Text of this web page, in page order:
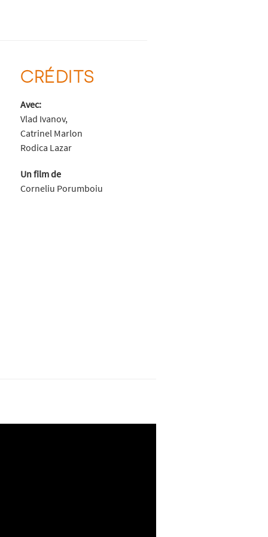
CRÉDITS
Avec:
Vlad Ivanov,
Catrinel Marlon
Rodica Lazar
Un film de
Corneliu Porumboiu